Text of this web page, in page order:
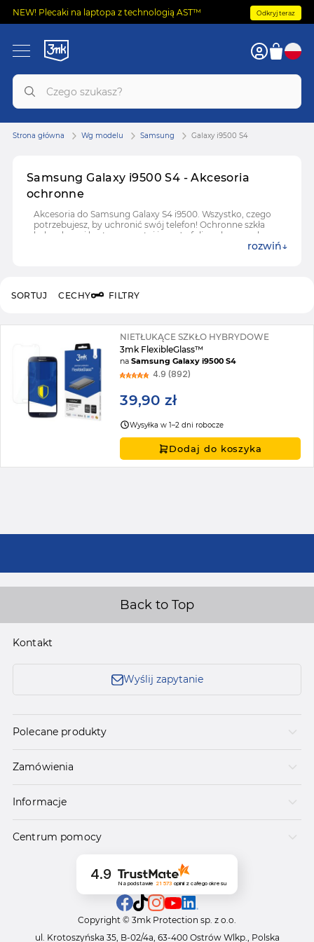
NEW! Plecaki na laptopa z technologią AST™ Odkryj teraz
Samsung Galaxy i9500 S4 - Akcesoria
ochronne
Akcesoria do Samsung Galaxy S4 i9500. Wszystko, czego
potrzebujesz, by uchronić swój telefon! Ochronne szkła
hybrydowe i hartowane, etui i case'y, folie ochronne do
rozwiń
Strona główna Wg modelu Samsung Galaxy i9500 S4
CECHY FILTRY
SORTUJ
NIETŁUKĄCE SZKŁO HYBRYDOWE
3mk FlexibleGlass™
naSamsung Galaxy i9500 S4
4.9 (892)
39,90 zł
Wysyłka w 1–2 dni robocze
Dodaj do koszyka
Back to Top
Kontakt
Wyślij zapytanie
Polecane produkty
Zamówienia
Informacje
Centrum pomocy
4.9
Na podstawie 21 573 opinii z całego okresu
Copyright © 3mk Protection sp. z o.o.
ul. Krotoszyńska 35, B-02/4a, 63-400 Ostrów Wlkp., Polska